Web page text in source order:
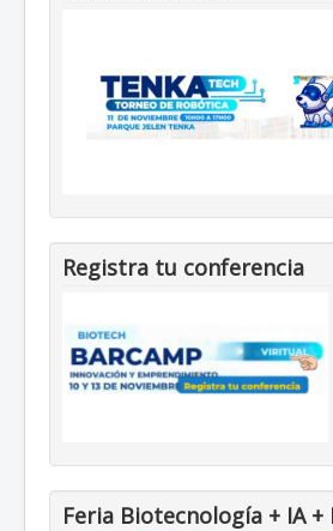
Registra tu conferencia
Feria Biotecnología + IA +